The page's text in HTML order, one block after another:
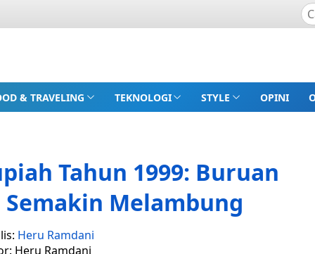
& TRAVELING TEKNOLOGI STYLE OPINI
Tahun 1999: Buruan
Melambung
Heru Ramdani
Heru Ramdani